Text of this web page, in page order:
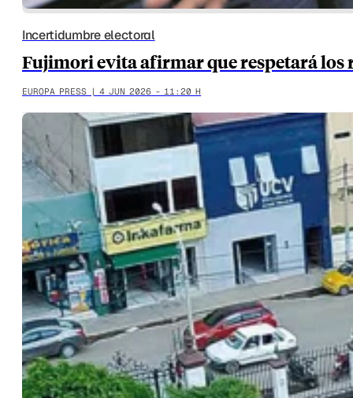
Incertidumbre electoral
Fujimori evita afirmar que respetará los
EUROPA PRESS | 4 JUN 2026 - 11:20 H